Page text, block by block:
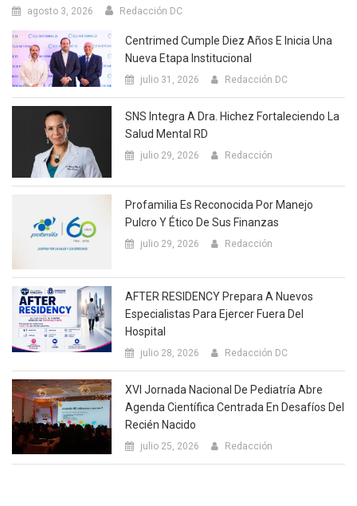
agosto 3, 2026 Redacción DC
Centrimed Cumple Diez Años E Inicia Una
Nueva Etapa Institucional
julio 31, 2026 Redacción DC
SNS Integra A Dra. Hichez Fortaleciendo La
Salud Mental RD
julio 29, 2026 Redacción
Profamilia Es Reconocida Por Manejo
Pulcro Y Ético De Sus Finanzas
julio 29, 2026 Redacción
AFTER RESIDENCY Prepara A Nuevos
Especialistas Para Ejercer Fuera Del
Hospital
julio 28, 2026 Redacción DC
XVI Jornada Nacional De Pediatría Abre
Agenda Científica Centrada En Desafíos Del
Recién Nacido
julio 25, 2026 Redacción